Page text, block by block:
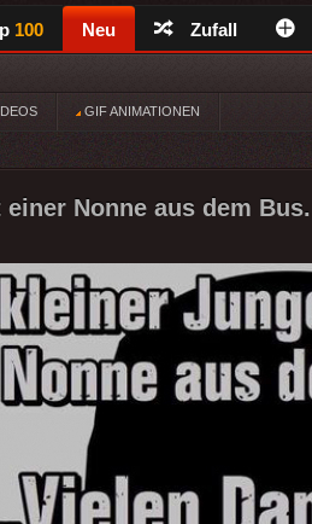
100 Neu Zufall
GIF ANIMATIONEN
Nonne aus dem Bus.